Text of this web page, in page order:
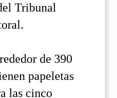
Tribunal
de 390
papeletas
las cinco